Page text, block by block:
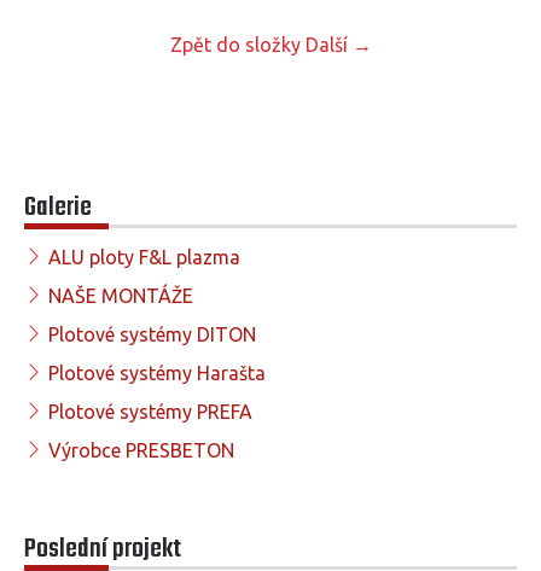
Zpět do složky Další →
Galerie
ALU ploty F&L plazma
NAŠE MONTÁŽE
Plotové systémy DITON
Plotové systémy Harašta
Plotové systémy PREFA
Výrobce PRESBETON
Poslední projekt